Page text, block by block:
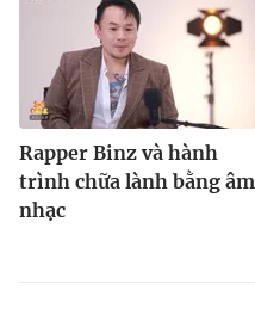
Rapper Binz và hành
trình chữa lành bằng âm
nhạc